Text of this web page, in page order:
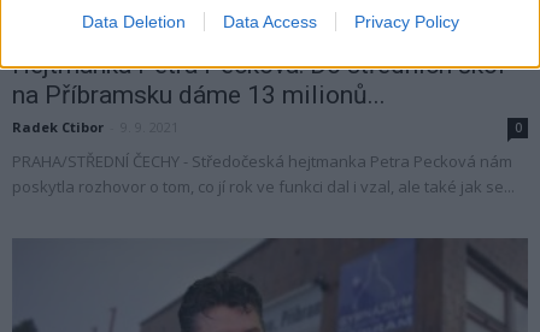
Data Deletion Data Access Privacy Policy
Rozhovory
Hejtmanka Petra Pecková: Do středních škol
na Příbramsku dáme 13 milionů...
Radek Ctibor 0
PRAHA/STŘEDNÍ ČECHY - Středočeská hejtmanka Petra Pecková nám
poskytla rozhovor o tom, co jí rok ve funkci dal i vzal, ale také jak se...